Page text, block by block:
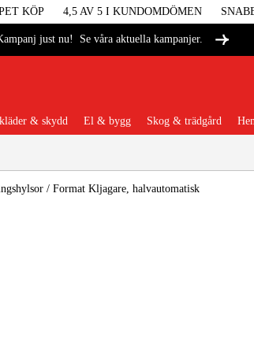
KÖP 4,5 AV 5 I KUNDOMDÖMEN
just nu! Se våra aktuella kampanjer.
Populära
& skydd El & bygg Skog & trädgård
/ Format Kljagare, halvautomatisk